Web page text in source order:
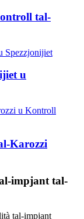
tal-
u
Karozzi
impjant tal-